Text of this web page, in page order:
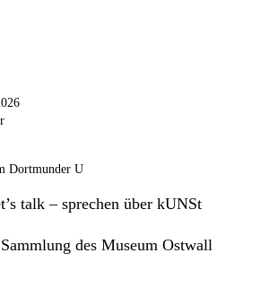
Dortmunder U
talk – sprechen über kUNSt
des Museum Ostwall